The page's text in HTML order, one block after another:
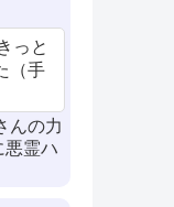
っと
（手
んの力
悪霊ハ